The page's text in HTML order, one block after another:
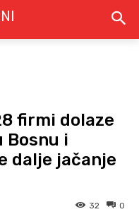
firmi dolaze
Bosnu i
dalje jačanje
0
32